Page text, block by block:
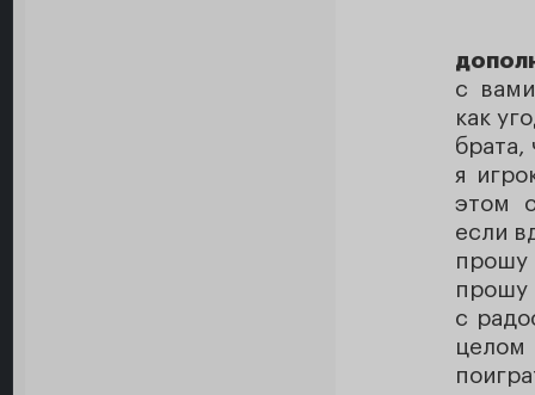
с
как
брата,
я
этом
если
прошу
прошу
с